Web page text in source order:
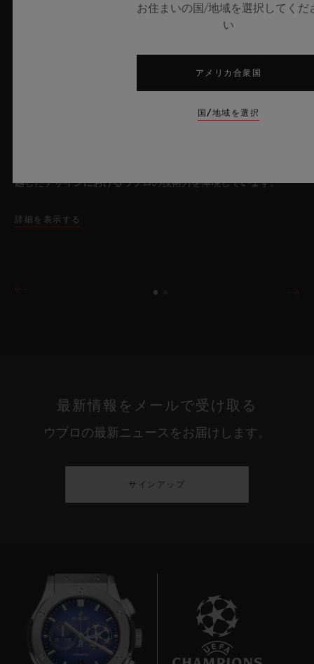
のこのモデルは世界限定100本で展開され、最先端のメカニズム
越したデザインにおけるウブロの技術力を体現しています。
詳細を表示する
最新情報をメールで受け取る
ウブロの最新ニュースをお届けします。
サインアップ
お住まいの国/地域を選択してくだ
い
アメリカ合衆国
国/地域を選択